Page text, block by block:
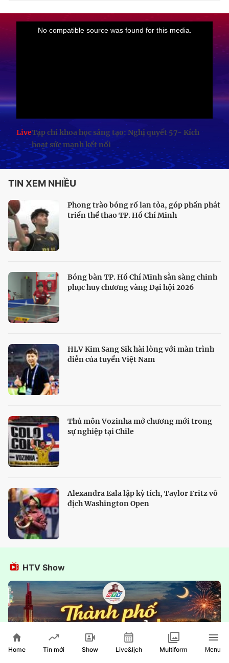
LiveTạp chí khoa học sáng tạo: Nghị quyết 57- Kích
hoạt sức mạnh kết nối
TIN XEM NHIỀU
Phong trào bóng rổ lan tỏa, góp phần phát
triển thể thao TP. Hồ Chí Minh
Bóng bàn TP. Hồ Chí Minh sẵn sàng chinh
phục huy chương vàng Đại hội 2026
HLV Kim Sang Sik hài lòng với màn trình
diễn của tuyển Việt Nam
Thủ môn Vozinha mở chương mới trong
sự nghiệp tại Chile
Alexandra Eala lập kỳ tích, Taylor Fritz vô
địch Washington Open
HTV Show
Home Tin mới Show Live&lịch Multiform Menu